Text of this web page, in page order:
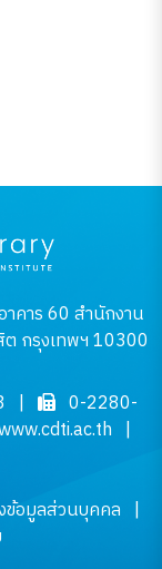
คาร 60 สำนักงาน
ต กรุงเทพฯ 10300
|
0-2280-
|
ข้อมูลส่วนบุคคล |